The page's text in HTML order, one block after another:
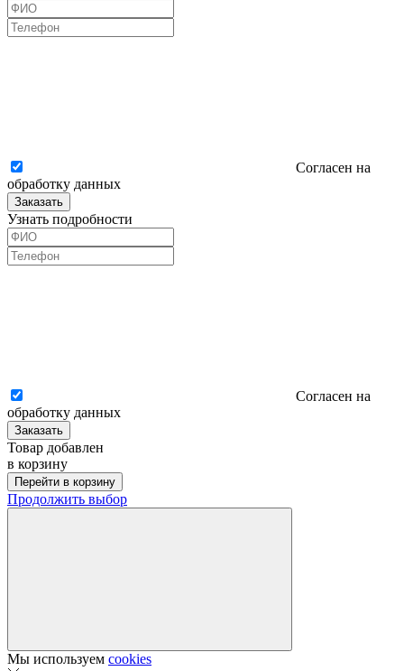
Согласен на
обработку данных
Заказать
Узнать подробности
Согласен на
обработку данных
Заказать
Товар добавлен
в корзину
Перейти в корзину
Продолжить выбор
Мы используем cookies